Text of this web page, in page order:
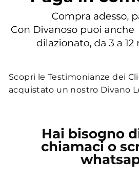
Scopri le Testimonianze dei
acquistato un nostro Divano
Hai bisogno
chiamaci o